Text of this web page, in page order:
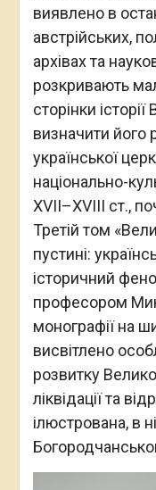
виявлено в
австрійських,
архівах та
розкривають
сторінки
визначити його
української
національно-
XVII–XVIII ст.,
Третій том
пустині:
історичний
професором
монографії на
висвітлено
розвитку
ліквідації та
ілюстрована, в